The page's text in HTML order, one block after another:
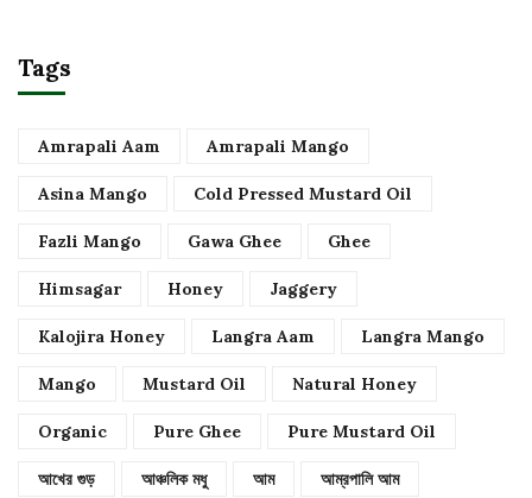
Tags
Amrapali Aam Amrapali Mango
Asina Mango Cold Pressed Mustard Oil
Fazli Mango Gawa Ghee Ghee
Himsagar Honey Jaggery
Kalojira Honey Langra Aam Langra Mango
Mango Mustard Oil Natural Honey
Organic Pure Ghee Pure Mustard Oil
আখের গুড় আঞ্চলিক মধু আম আম্রপালি আম